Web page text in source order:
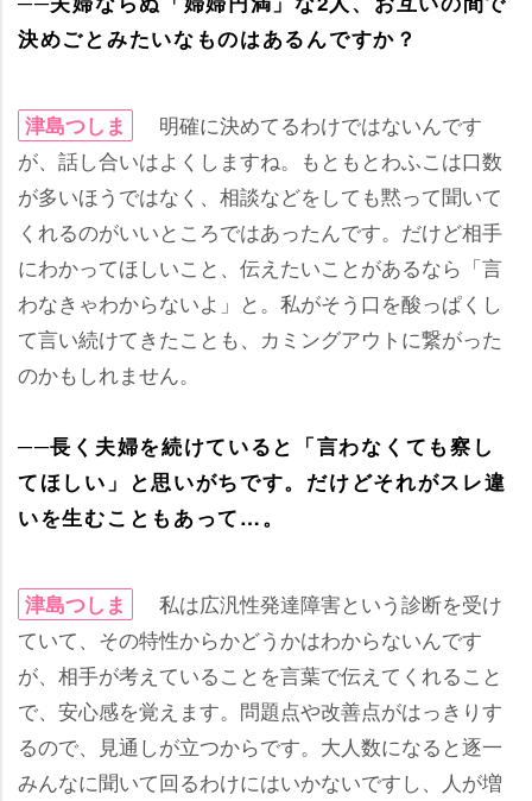
決めごとみたいなものはあるんですか？
津島つしま
明確に決めてるわけではないんです
が、話し合いはよくしますね。もともとわふこは口数
が多いほうではなく、相談などをしても黙って聞いて
くれるのがいいところではあったんです。だけど相手
にわかってほしいこと、伝えたいことがあるなら「言
わなきゃわからないよ」と。私がそう口を酸っぱくし
て言い続けてきたことも、カミングアウトに繋がった
のかもしれません。
──長く夫婦を続けていると「言わなくても察し
てほしい」と思いがちです。だけどそれがスレ違
いを生むこともあって…。
津島つしま
私は広汎性発達障害という診断を受け
ていて、その特性からかどうかはわからないんです
が、相手が考えていることを言葉で伝えてくれること
で、安心感を覚えます。問題点や改善点がはっきりす
るので、見通しが立つからです。大人数になると逐一
みんなに聞いて回るわけにはいかないですし、人が増